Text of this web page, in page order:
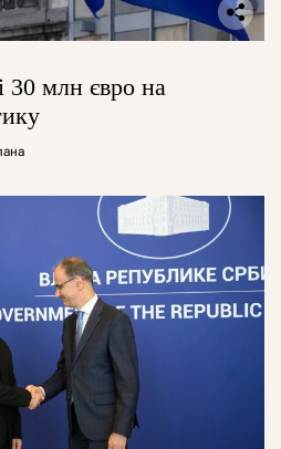
30 млн євро на